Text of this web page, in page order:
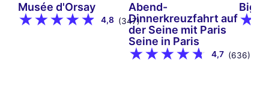
Musée d'Orsay
4,8 (347)
Abend-
Dinnerkreuzfahrt auf
der Seine mit Paris
Seine in Paris
4,7 (636)
Big